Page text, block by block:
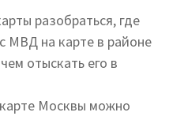
разобраться, где
МВД на карте в районе
отыскать его в
Москвы можно